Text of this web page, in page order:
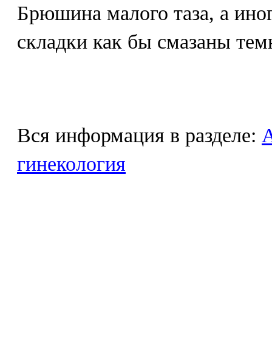
Брюшина малого таза, а
складки как бы смазаны
Вся информация в разделе:
гинекология